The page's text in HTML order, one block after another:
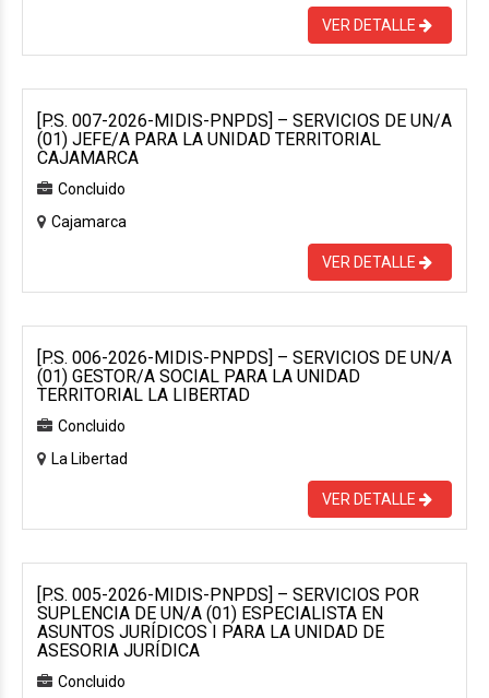
VER DETALLE
[P.S. 007-2026-MIDIS-PNPDS] – SERVICIOS DE UN/A
(01) JEFE/A PARA LA UNIDAD TERRITORIAL
CAJAMARCA
Concluido
Cajamarca
VER DETALLE
[P.S. 006-2026-MIDIS-PNPDS] – SERVICIOS DE UN/A
(01) GESTOR/A SOCIAL PARA LA UNIDAD
TERRITORIAL LA LIBERTAD
Concluido
La Libertad
VER DETALLE
[P.S. 005-2026-MIDIS-PNPDS] – SERVICIOS POR
SUPLENCIA DE UN/A (01) ESPECIALISTA EN
ASUNTOS JURÍDICOS I PARA LA UNIDAD DE
ASESORIA JURÍDICA
Concluido